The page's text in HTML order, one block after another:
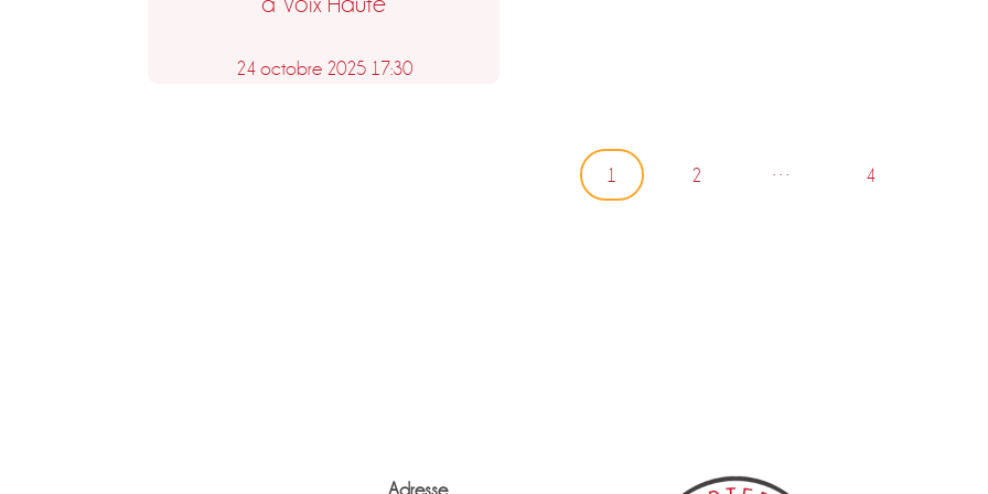
24 octobre 2025 17:30
1 2 … 4